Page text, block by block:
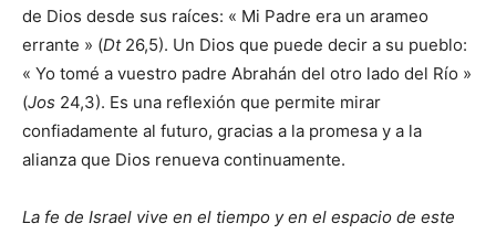
de Dios desde sus raíces: « Mi Padre era un arameo
errante » (Dt26,5). Un Dios que puede decir a su pueblo:
« Yo tomé a vuestro padre Abrahán del otro lado del Río »
(Jos 24,3). Es una reflexión que permite mirar
confiadamente al futuro, gracias a la promesa y a la
alianza que Dios renueva continuamente.
La fe de Israel vive en el tiempo y en el espacio de este